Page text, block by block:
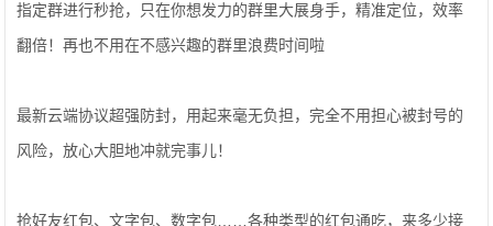
指定群进行秒抢，只在你想发力的群里大展身手，精准定位，效率
翻倍！再也不用在不感兴趣的群里浪费时间啦
️最新云端协议超强防封，用起来毫无负担，完全不用担心被封号的
风险，放心大胆地冲就完事儿！
抢好友红包、文字包、数字包……各种类型的红包通吃，来多少接